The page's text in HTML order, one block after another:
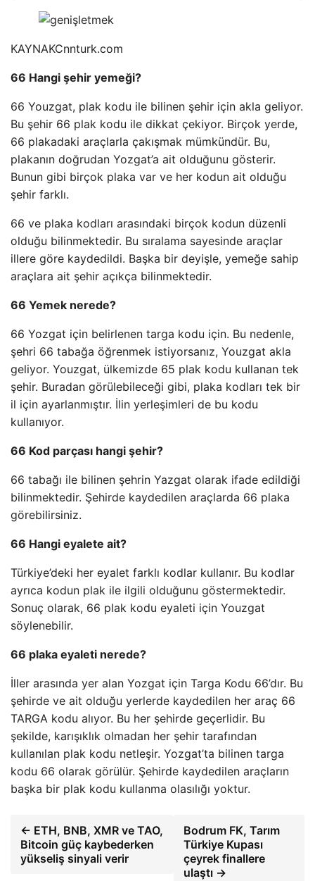
KAYNAKCnnturk.com
66 Hangi şehir yemeği?
66 Youzgat, plak kodu ile bilinen şehir için akla geliyor.
Bu şehir 66 plak kodu ile dikkat çekiyor. Birçok yerde,
66 plakadaki araçlarla çakışmak mümkündür. Bu,
plakanın doğrudan Yozgat’a ait olduğunu gösterir.
Bunun gibi birçok plaka var ve her kodun ait olduğu
şehir farklı.
66 ve plaka kodları arasındaki birçok kodun düzenli
olduğu bilinmektedir. Bu sıralama sayesinde araçlar
illere göre kaydedildi. Başka bir deyişle, yemeğe sahip
araçlara ait şehir açıkça bilinmektedir.
66 Yemek nerede?
66 Yozgat için belirlenen targa kodu için. Bu nedenle,
şehri 66 tabağa öğrenmek istiyorsanız, Youzgat akla
geliyor. Youzgat, ülkemizde 65 plak kodu kullanan tek
şehir. Buradan görülebileceği gibi, plaka kodları tek bir
il için ayarlanmıştır. İlin yerleşimleri de bu kodu
kullanıyor.
66 Kod parçası hangi şehir?
66 tabağı ile bilinen şehrin Yazgat olarak ifade edildiği
bilinmektedir. Şehirde kaydedilen araçlarda 66 plaka
görebilirsiniz.
66 Hangi eyalete ait?
Türkiye’deki her eyalet farklı kodlar kullanır. Bu kodlar
ayrıca kodun plak ile ilgili olduğunu göstermektedir.
Sonuç olarak, 66 plak kodu eyaleti için Youzgat
söylenebilir.
66 plaka eyaleti nerede?
İller arasında yer alan Yozgat için Targa Kodu 66’dır. Bu
şehirde ve ait olduğu yerlerde kaydedilen her araç 66
TARGA kodu alıyor. Bu her şehirde geçerlidir. Bu
şekilde, karışıklık olmadan her şehir tarafından
kullanılan plak kodu netleşir. Yozgat’ta bilinen targa
kodu 66 olarak görülür. Şehirde kaydedilen araçların
başka bir plak kodu kullanma olasılığı yoktur.
← ETH, BNB, XMR ve TAO,
Bitcoin güç kaybederken
yükseliş sinyali verir
Bodrum FK, Tarım
Türkiye Kupası
çeyrek finallere
ulaştı →